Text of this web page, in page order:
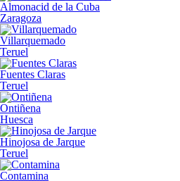
Almonacid de la Cuba
Zaragoza
Villarquemado
Teruel
Fuentes Claras
Teruel
Ontiñena
Huesca
Hinojosa de Jarque
Teruel
Contamina